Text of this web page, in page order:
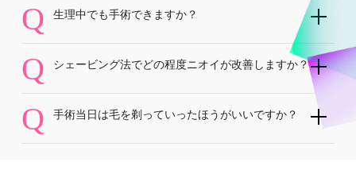
Q 生理中でも手術できますか？
Q シェービング法でどの程度ニオイが改善しますか？
Q 手術当日は毛を剃っていったほうがいいですか？